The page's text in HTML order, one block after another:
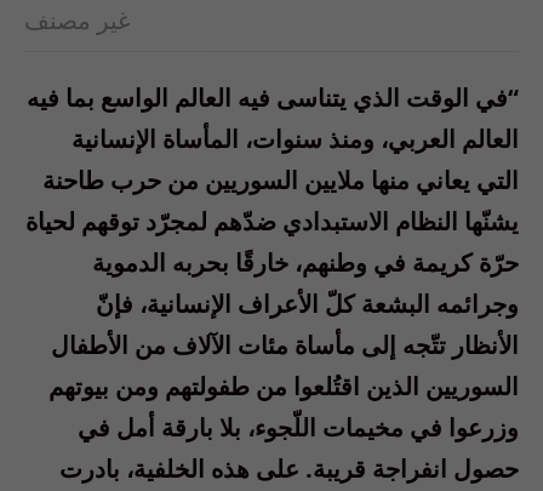
غير مصنف
“في الوقت الذي يتناسى فيه العالم الواسع بما فيه
العالم العربي، ومنذ سنوات، المأساة الإنسانية
التي يعاني منها ملايين السوريين من حرب طاحنة
يشنّها النظام الاستبدادي ضدّهم لمجرّد توقهم لحياة
حرّة كريمة في وطنهم، خارقًا بحربه الدموية
وجرائمه البشعة كلّ الأعراف الإنسانية، فإنّ
الأنظار تتّجه إلى مأساة مئات الآلاف من الأطفال
السوريين الذين اقتُلعوا من طفولتهم ومن بيوتهم
وزرعوا في مخيمات اللّجوء، بلا بارقة أمل في
حصول انفراجة قريبة. على هذه الخلفية، بادرت